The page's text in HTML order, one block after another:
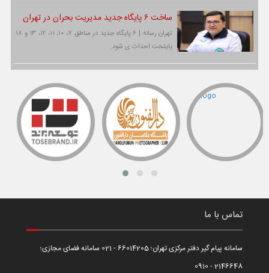
ساخت ۶ پایگاه جدید مدیریت بحران در تهران
تهران رسانه | ۶ پایگاه جدید در مناطق ۷، ۱۰، ۱۱، ۱۲، ۱۳ و ۱۸
پایتخت احداث ی شود.
تماس با ما
سامانه پیام گیر دفتر مرکزی تهران؛ 66014205 - 021 سامانه فضای مجازی؛
2146648 - 0910